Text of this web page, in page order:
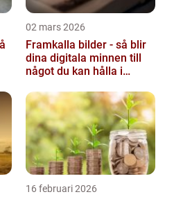
02 mars 2026
Framkalla bilder - så blir
dina digitala minnen till
något du kan hålla i
16 februari 2026